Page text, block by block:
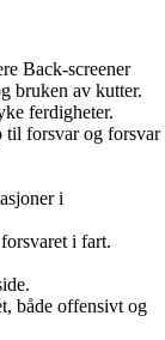
Back-screener
bruken av kutter.
ferdigheter.
til forsvar og forsvar
i
i fart.
både offensivt og